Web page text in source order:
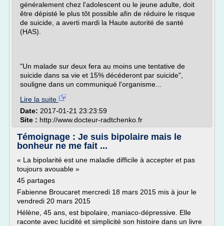
généralement chez l'adolescent ou le jeune adulte, doit
être dépisté le plus tôt possible afin de réduire le risque
de suicide, a averti mardi la Haute autorité de santé
(HAS).
"Un malade sur deux fera au moins une tentative de
suicide dans sa vie et 15% décéderont par suicide",
souligne dans un communiqué l'organisme...
Lire la suite
Date: 2017-01-21 23:23:59
Site : http://www.docteur-radtchenko.fr
Témoignage : Je suis bipolaire mais le
bonheur ne me fait ...
« La bipolarité est une maladie difficile à accepter et pas
toujours avouable »
45 partages
Fabienne Broucaret mercredi 18 mars 2015 mis à jour le
vendredi 20 mars 2015
Hélène, 45 ans, est bipolaire, maniaco-dépressive. Elle
raconte avec lucidité et simplicité son histoire dans un livre